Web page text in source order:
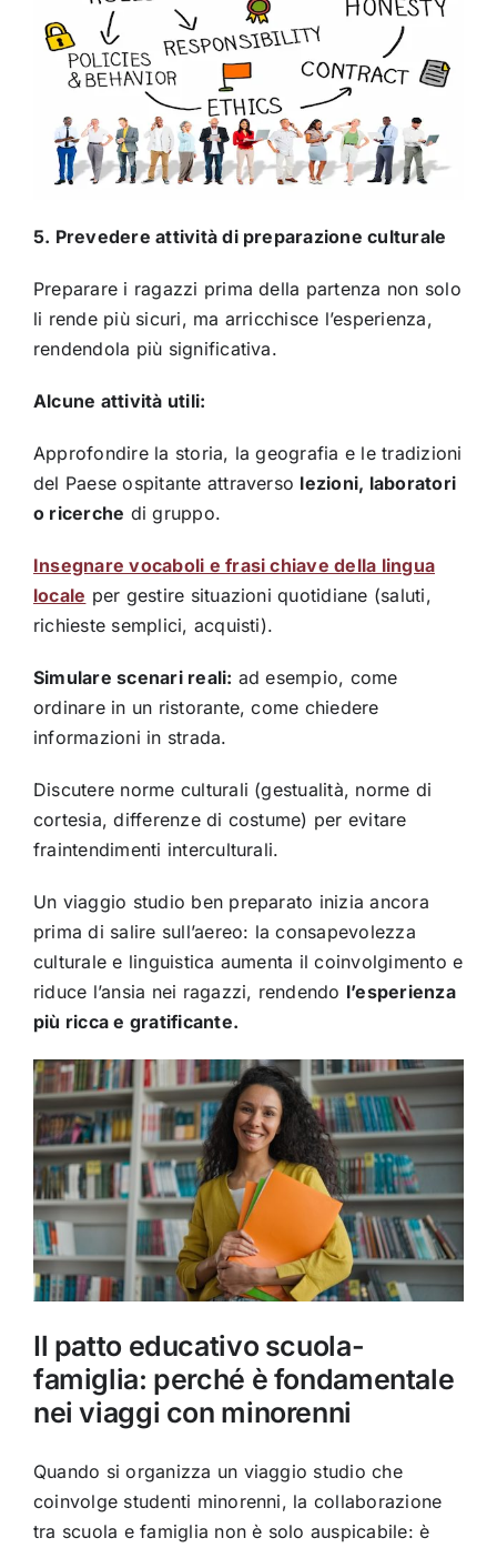
5. Prevedere attività di preparazione culturale
Preparare i ragazzi prima della partenza non solo
li rende più sicuri, ma arricchisce l’esperienza,
rendendola più significativa.
Alcune attività utili:
Approfondire la storia, la geografia e le tradizioni
del Paese ospitante attraverso lezioni, laboratori
o ricerche di gruppo.
Insegnare vocaboli e frasi chiave della lingua
locale per gestire situazioni quotidiane (saluti,
richieste semplici, acquisti).
Simulare scenari reali: ad esempio, come
ordinare in un ristorante, come chiedere
informazioni in strada.
Discutere norme culturali (gestualità, norme di
cortesia, differenze di costume) per evitare
fraintendimenti interculturali.
Un viaggio studio ben preparato inizia ancora
prima di salire sull’aereo: la consapevolezza
culturale e linguistica aumenta il coinvolgimento e
riduce l’ansia nei ragazzi, rendendo l’esperienza
più ricca e gratificante.
Il patto educativo scuola-
famiglia: perché è fondamentale
nei viaggi con minorenni
Quando si organizza un viaggio studio che
coinvolge studenti minorenni, la collaborazione
tra scuola e famiglia non è solo auspicabile: è